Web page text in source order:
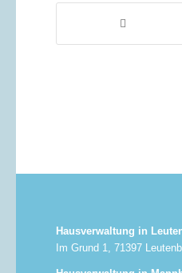
Hausverwaltung in
Im Grund 1, 71397